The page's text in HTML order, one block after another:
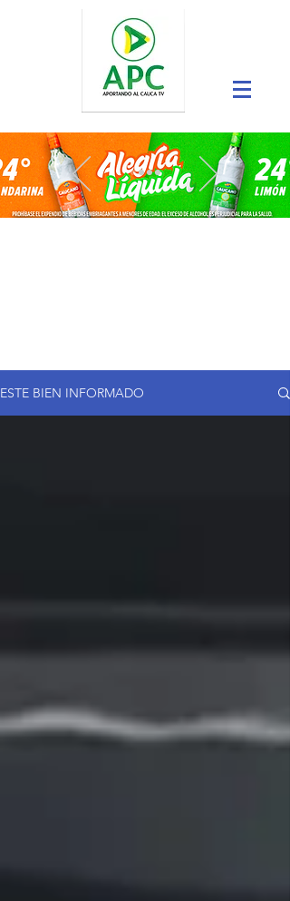
ESTE BIEN INFORMADO